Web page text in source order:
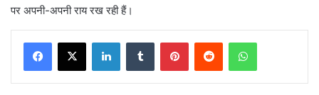
पर अपनी-अपनी राय रख रही हैं।
LinkedInTumblr PinterestReddit WhatsApp